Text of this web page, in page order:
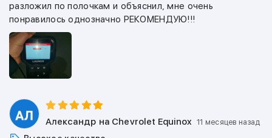
разложил по полочкам и объяснил, мне очень
понравилось однозначно РЕКОМЕНДУЮ!!!
Александр на Chevrolet Equinox 11 месяцев назад